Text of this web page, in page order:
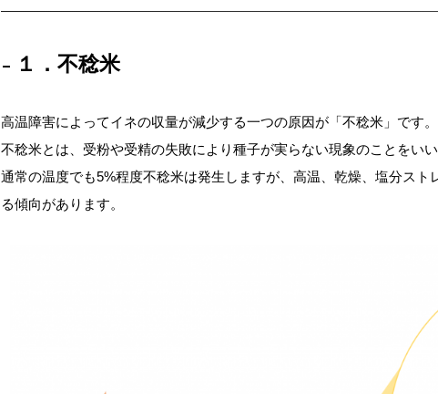
１．不稔米
高温障害によってイネの収量が減少する一つの原因が「不稔米」です。
不稔米とは、受粉や受精の失敗により種子が実らない現象のことをいい
通常の温度でも5%程度不稔米は発生しますが、高温、乾燥、塩分ス
る傾向があります。